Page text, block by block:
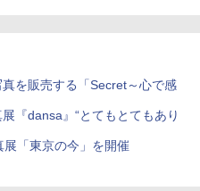
を販売する「Secret～心で感
『dansa』“とてもとてもあり
「東京の今」を開催